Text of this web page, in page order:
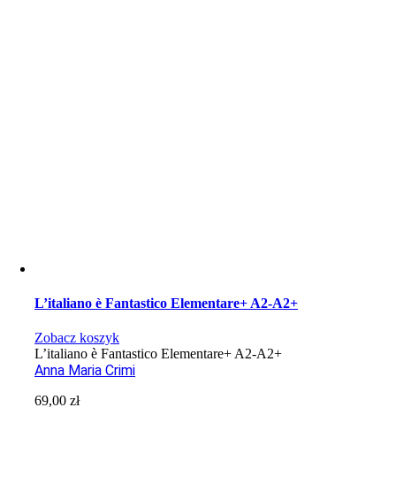
L’italiano è Fantastico Elementare+ A2-A2+
Zobacz koszyk
L’italiano è Fantastico Elementare+ A2-A2+
Anna Maria Crimi
69,00zł